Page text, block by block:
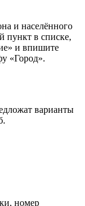
и населённого
пункт в списке,
и впишите
«Город».
варианты
номер